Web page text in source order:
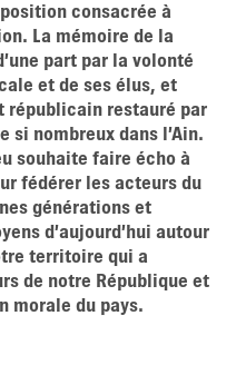
consacrée à
La mémoire de la
part par la volonté
et de ses élus, et
républicain restauré par
si nombreux dans l’Ain.
souhaite faire écho à
fédérer les acteurs du
générations et
d’aujourd’hui autour
territoire qui a
de notre République et
morale du pays.